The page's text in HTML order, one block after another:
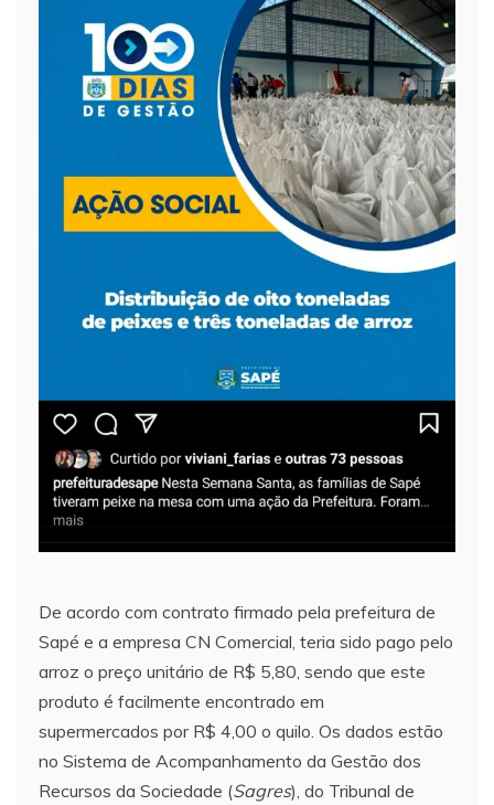
De acordo com contrato firmado pela prefeitura de
Sapé e a empresa CN Comercial, teria sido pago pelo
arroz o preço unitário de R$ 5,80, sendo que este
produto é facilmente encontrado em
supermercados por R$ 4,00 o quilo. Os dados estão
no Sistema de Acompanhamento da Gestão dos
Recursos da Sociedade (Sagres), do Tribunal de